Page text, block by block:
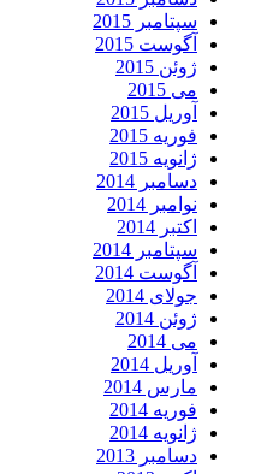
سپتامبر 2015
آگوست 2015
ژوئن 2015
می 2015
آوریل 2015
فوریه 2015
ژانویه 2015
دسامبر 2014
نوامبر 2014
اکتبر 2014
سپتامبر 2014
آگوست 2014
جولای 2014
ژوئن 2014
می 2014
آوریل 2014
مارس 2014
فوریه 2014
ژانویه 2014
دسامبر 2013